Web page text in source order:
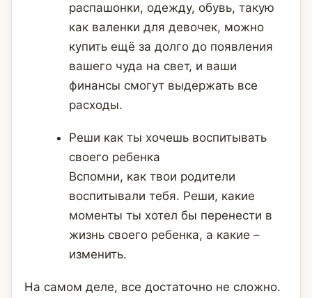
распашонки, одежду, обувь, такую
как валенки для девочек, можно
купить ещё за долго до появления
вашего чуда на свет, и ваши
финансы смогут выдержать все
расходы.
Реши как ты хочешь воспитывать
своего ребенка
Вспомни, как твои родители
воспитывали тебя. Реши, какие
моменты ты хотел бы перенести в
жизнь своего ребенка, а какие –
изменить.
На самом деле, все достаточно не сложно.